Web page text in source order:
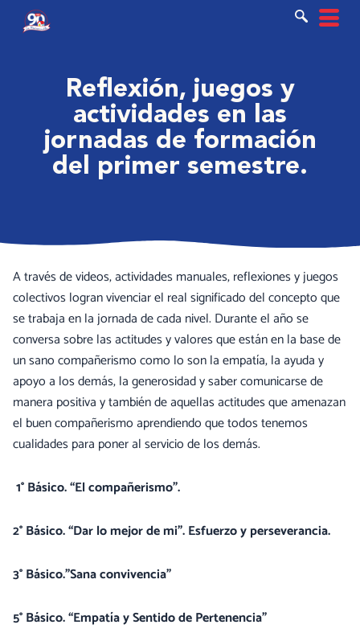
Reflexión, juegos y
actividades en las
jornadas de formación
del primer semestre.
A través de videos, actividades manuales, reflexiones y juegos
colectivos logran vivenciar el real significado del concepto que
se trabaja en la jornada de cada nivel. Durante el año se
conversa sobre las actitudes y valores que están en la base de
un sano compañerismo como lo son la empatía, la ayuda y
apoyo a los demás, la generosidad y saber comunicarse de
manera positiva y también de aquellas actitudes que amenazan
el buen compañerismo aprendiendo que todos tenemos
cualidades para poner al servicio de los demás.
1° Básico. “El compañerismo”.
2° Básico. “Dar lo mejor de mi”. Esfuerzo y perseverancia.
3° Básico.”Sana convivencia”
5° Básico. “Empatía y Sentido de Pertenencia”